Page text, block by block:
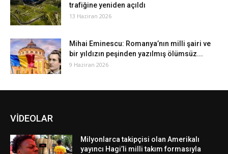
trafiğine yeniden açıldı
13 Haziran 2026
Mihai Eminescu: Romanya’nın milli şairi ve
bir yıldızın peşinden yazılmış ölümsüz...
9 Haziran 2026
VİDEOLAR
Milyonlarca takipçisi olan Amerikalı
yayıncı Hagi’li milli takım formasıyla